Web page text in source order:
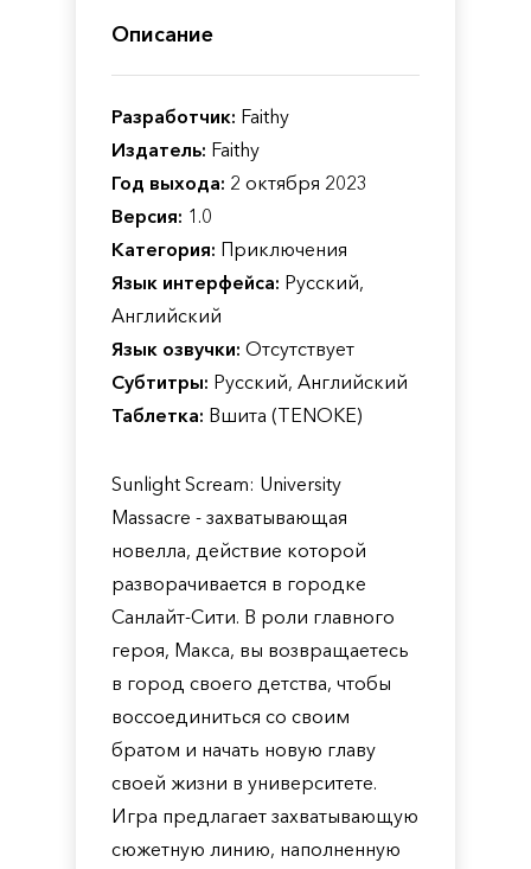
Описание
Разработчик: Faithy
Издатель: Faithy
Год выхода: 2 октября 2023
Версия: 1.0
Категория: Приключения
Язык интерфейса: Русский,
Английский
Язык озвучки: Отсутствует
Субтитры: Русский, Английский
Таблетка: Вшита (TENOKE)
Sunlight Scream: University
Massacre - захватывающая
новелла, действие которой
разворачивается в городке
Санлайт-Сити. В роли главного
героя, Макса, вы возвращаетесь
в город своего детства, чтобы
воссоединиться со своим
братом и начать новую главу
своей жизни в университете.
Игра предлагает захватывающую
сюжетную линию, наполненную